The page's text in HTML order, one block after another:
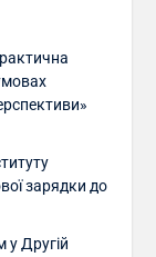
зарядки до
у Другій